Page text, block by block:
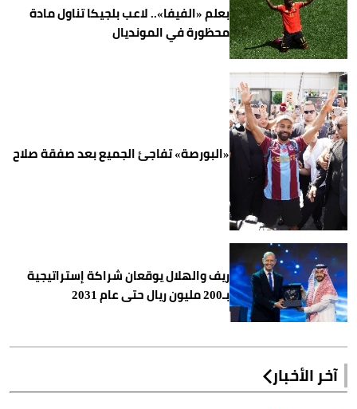
بعلم «الفيفا».. لاعب بلجيكا تناول مادة
محظورة في المونديال
«البورصة» تفاجئ الجميع بعد صفقة صلاح
ريف والهلال يوقعان شراكة إستراتيجية
بـ200 مليون ريال حتى عام 2031
آخر الأخبار